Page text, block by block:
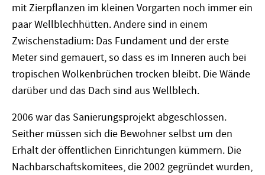
mit Zierpflanzen im kleinen Vorgarten noch immer ein
paar Wellblechhütten. Andere sind in einem
Zwischenstadium: Das Fundament und der erste
Meter sind gemauert, so dass es im Inneren auch bei
tropischen Wolkenbrüchen trocken bleibt. Die Wände
darüber und das Dach sind aus Wellblech.
2006 war das Sanierungsprojekt abgeschlossen.
Seither müssen sich die Bewohner selbst um den
Erhalt der öffentlichen Einrichtungen kümmern. Die
Nachbarschaftskomitees, die 2002 gegründet wurden,